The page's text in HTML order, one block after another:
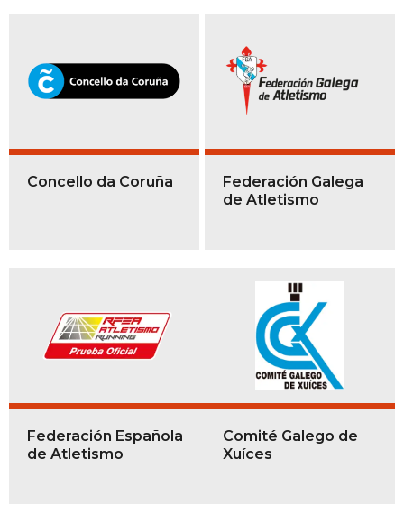
Concello da Coruña
Federación Galega
de Atletismo
Federación Española
de Atletismo
Comité Galego de
Xuíces